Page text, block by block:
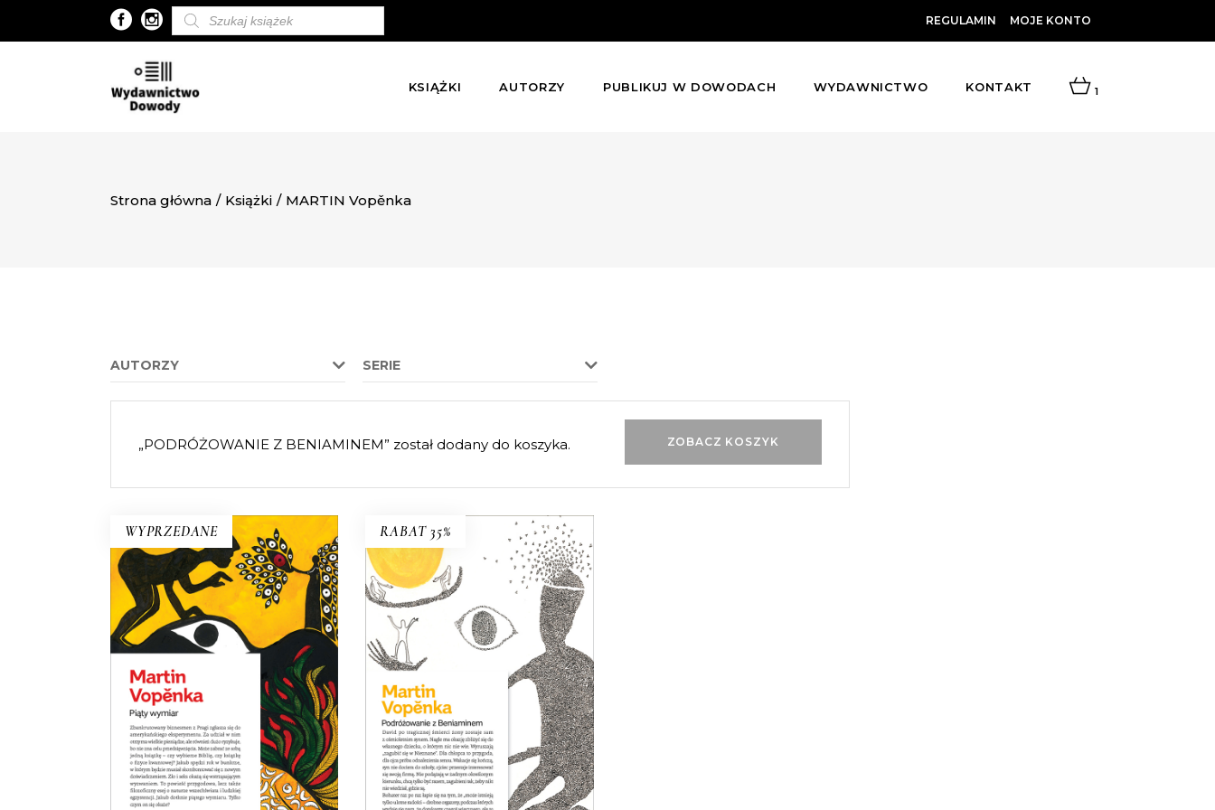
Wyszukiwarka
produktów
REGULAMIN MOJE KONTO
KSIĄŻKI AUTORZY PUBLIKUJ W DOWODACH WYDAWNICTWO KONTAKT 1
Strona główna / Książki / MARTIN Vopěnka
AUTORZY SERIE
ZOBACZ KOSZYK
„PODRÓŻOWANIE Z BENIAMINEM” został dodany do koszyka.
WYPRZEDANE
PIĄTY WYMIAR
Piąty wymiar – czym jest? Czy
wszechświat to tylko prawa
fizyki? Czym jest czas? Jakie są
jego granice? I czy istnieje
wieczność? A jeżeli nie, to jaki
sens ma nasze życie?
39.00zł 19.50zł
RABAT 35%
PODRÓŻOWANIE Z
BENIAMINEM
David po śmierci żony zostaje
sam z ośmioletnim synem.
Nagle jest wolny, czuje, że nic go
nie trzyma w Pradze i ma okazję
zbliżyć się do własnego dziecka,
o którym nic nie wie. Wpada na
pomysł, że wyruszą razem
„zagubić się w Nieznane”…
40.00zł 26.00zł